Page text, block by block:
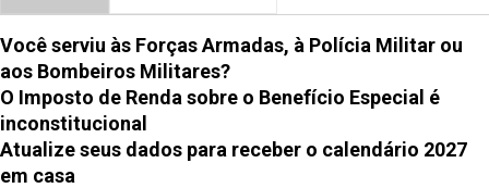
Você serviu às Forças Armadas, à Polícia Militar ou
aos Bombeiros Militares?
O Imposto de Renda sobre o Benefício Especial é
inconstitucional
Atualize seus dados para receber o calendário 2027
em casa